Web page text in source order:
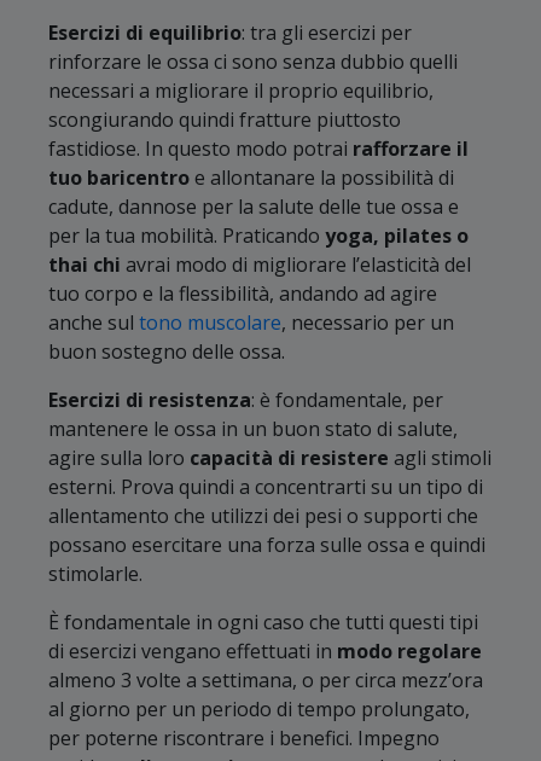
Esercizi di equilibrio: tra gli esercizi per
rinforzare le ossa ci sono senza dubbio quelli
necessari a migliorare il proprio equilibrio,
scongiurando quindi fratture piuttosto
fastidiose. In questo modo potrai rafforzare il
tuo baricentroe allontanare la possibilità di
cadute, dannose per la salute delle tue ossa e
per la tua mobilità. Praticando yoga, pilates o
thai chi avrai modo di migliorare l’elasticità del
tuo corpo e la flessibilità, andando ad agire
anche sul tono muscolare, necessario per un
buon sostegno delle ossa.
Esercizi di resistenza: è fondamentale, per
mantenere le ossa in un buon stato di salute,
agire sulla loro capacità di resistere agli stimoli
esterni. Prova quindi a concentrarti su un tipo di
allentamento che utilizzi dei pesi o supporti che
possano esercitare una forza sulle ossa e quindi
stimolarle.
È fondamentale in ogni caso che tutti questi tipi
di esercizi vengano effettuati in modo regolare
almeno 3 volte a settimana, o per circa mezz’ora
al giorno per un periodo di tempo prolungato,
per poterne riscontrare i benefici. Impegno